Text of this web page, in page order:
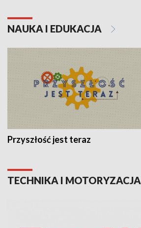
NAUKA I EDUKACJA
Przyszłość jest teraz
TECHNIKA I MOTORYZACJA